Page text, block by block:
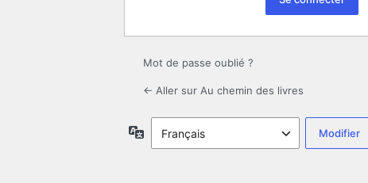
Mot de passe oublié ?
← Aller sur Au chemin des livres
Langue